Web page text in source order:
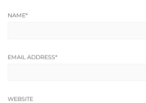
NAME*
EMAIL ADDRESS*
WEBSITE